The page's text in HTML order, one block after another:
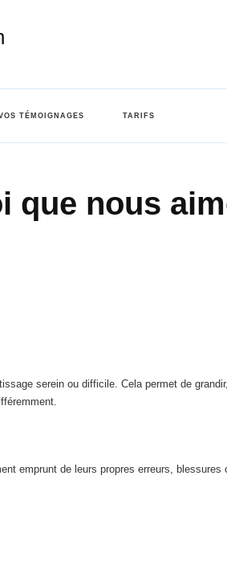
TÉMOIGNAGES TARIFS
que nous
serein ou difficile. Cela permet de
emprunt de leurs propres erreurs,